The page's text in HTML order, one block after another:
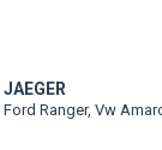
JAEGER
Ford Ranger, Vw